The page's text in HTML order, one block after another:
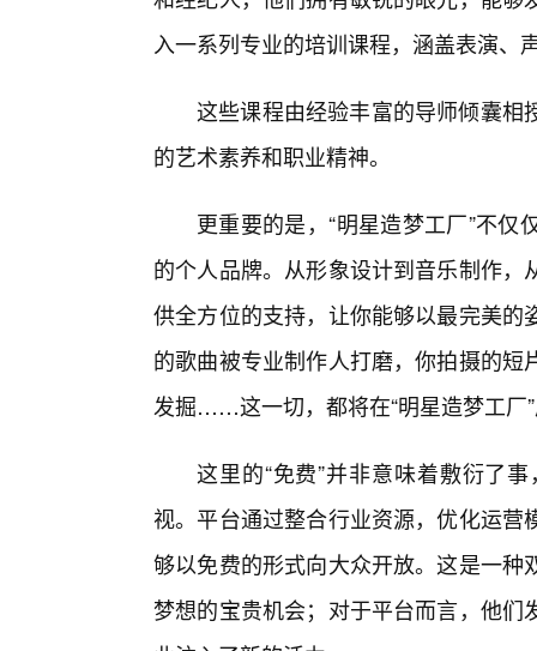
入一系列专业的培训课程，涵盖表演、
这些课程由经验丰富的导师倾囊相
的艺术素养和职业精神。
更重要的是，“明星造梦工厂”不
的个人品牌。从形象设计到音乐制作
供全方位的支持，让你能够以最完美
的歌曲被专业制作人打磨，你拍摄的
发掘……这一切，都将在“明星造梦工厂
这里的“免费”并非意味着敷衍了
视。平台通过整合行业资源，优化运
够以免费的形式向大众开放。这是一
梦想的宝贵机会；对于平台而言，他